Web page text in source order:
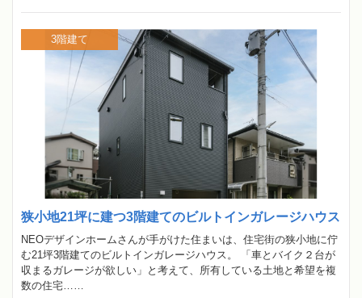
狭小地21坪に建つ3階建てのビルトインガレージハウス
NEOデザインホームさんが手がけた住まいは、住宅街の狭小地に佇
む21坪3階建てのビルトインガレージハウス。 「車とバイク２台が
収まるガレージが欲しい」と考えて、所有している土地と希望を複
数の住宅……
3階建て